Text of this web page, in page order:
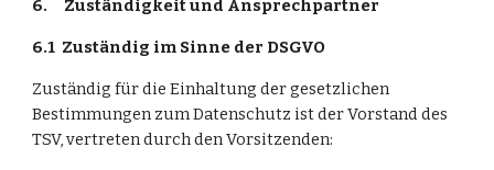
6. Zuständigkeit und Ansprechpartner
6.1 Zuständig im Sinne der DSGVO
Zuständig für die Einhaltung der gesetzlichen
Bestimmungen zum Datenschutz ist der Vorstand des
TSV, vertreten durch den Vorsitzenden: